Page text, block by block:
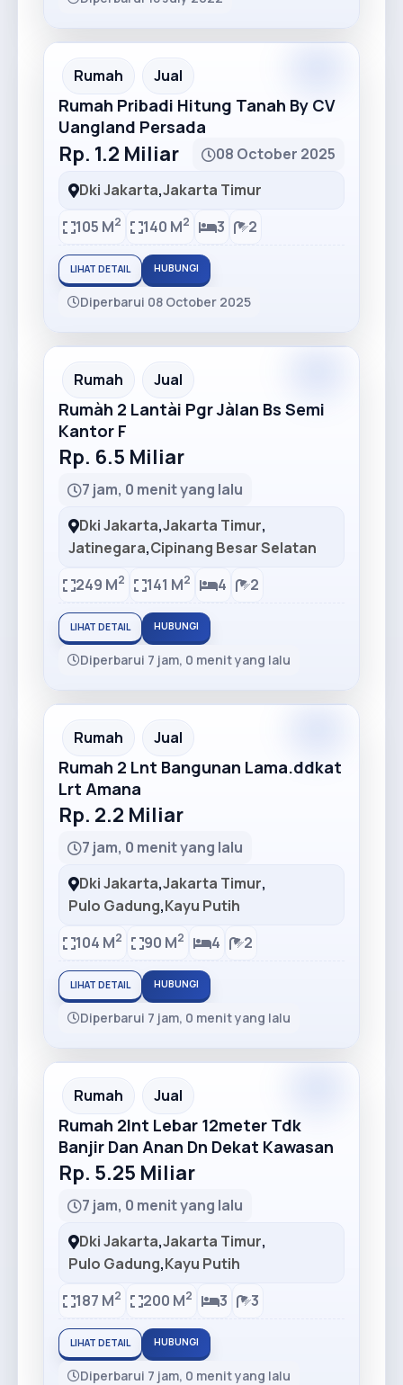
Recommended
Rumah Jual
Rumah Pribadi Hitung Tanah By CV
Uangland Persada
Rp. 1.2 Miliar
08 October 2025
Dki Jakarta,Jakarta Timur
105 M2 140 M2 3 2
LIHAT DETAIL HUBUNGI
Diperbarui 08 October 2025
Recommended
Rumah Jual
Rumàh 2 Lantài Pgr Jàlan Bs Semi
Kantor F
Rp. 6.5 Miliar
7 jam, 0 menit yang lalu
Dki Jakarta,Jakarta Timur,
Jatinegara,Cipinang Besar Selatan
249 M2 141 M2 4 2
LIHAT DETAIL HUBUNGI
Diperbarui 7 jam, 0 menit yang lalu
Recommended
Rumah Jual
Rumah 2 Lnt Bangunan Lama.ddkat
Lrt Amana
Rp. 2.2 Miliar
7 jam, 0 menit yang lalu
Dki Jakarta,Jakarta Timur,
Pulo Gadung,Kayu Putih
104 M2 90 M2 4 2
LIHAT DETAIL HUBUNGI
Diperbarui 7 jam, 0 menit yang lalu
Recommended
Rumah Jual
Rumah 2lnt Lebar 12meter Tdk
Banjir Dan Anan Dn Dekat Kawasan
Rp. 5.25 Miliar
7 jam, 0 menit yang lalu
Dki Jakarta,Jakarta Timur,
Pulo Gadung,Kayu Putih
187 M2 200 M2 3 3
LIHAT DETAIL HUBUNGI
Diperbarui 7 jam, 0 menit yang lalu